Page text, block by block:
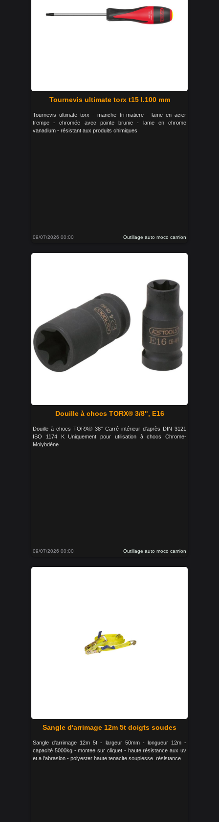
Tournevis ultimate torx t15 l.100 mm
Tournevis ultimate torx - manche tri-matiere - lame en acier
trempe - chromée avec pointe brunie - lame en chrome
vanadium - résistant aux produits chimiques
09/07/2026 00:00 Outillage auto moco camion
Douille à chocs TORX® 3/8", E16
Douille à chocs TORX® 38'' Carré intérieur d'après DIN 3121
ISO 1174 K Uniquement pour utilisation à chocs Chrome-
Molybdène
09/07/2026 00:00 Outillage auto moco camion
Sangle d'arrimage 12m 5t doigts soudes
Sangle d'arrimage 12m 5t - largeur 50mm - longueur 12m -
capacité 5000kg - montee sur cliquet - haute résistance aux uv
et a l'abrasion - polyester haute tenacite souplesse. résistance